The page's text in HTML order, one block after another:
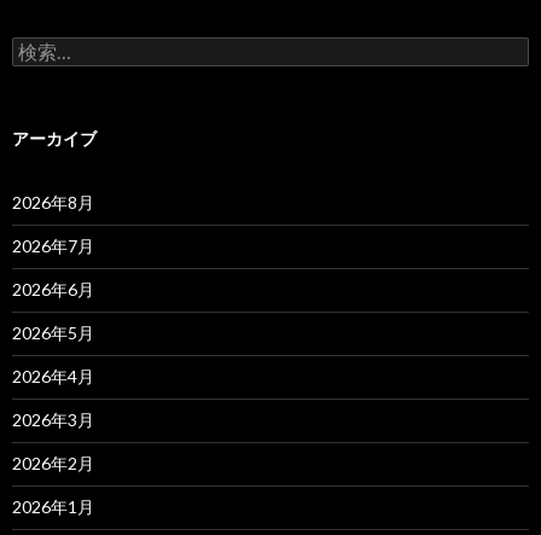
検
索:
アーカイブ
2026年8月
2026年7月
2026年6月
2026年5月
2026年4月
2026年3月
2026年2月
2026年1月